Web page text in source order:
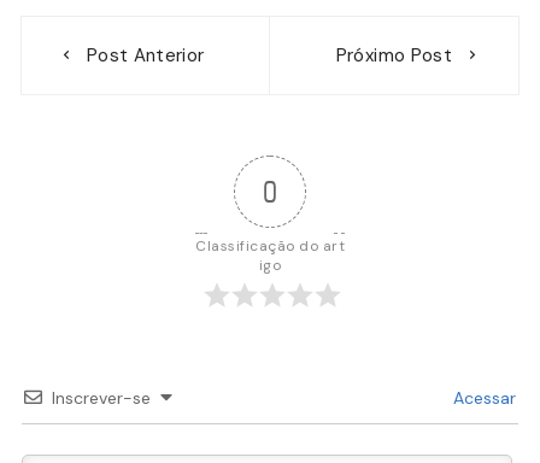
Post Anterior Próximo Post
0
Classificação do art
igo
Inscrever-se Acessar